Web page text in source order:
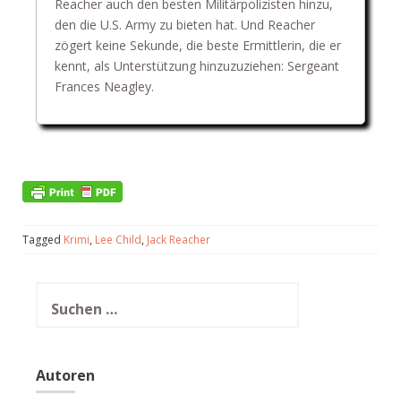
Reacher auch den besten Militärpolizisten hinzu,
den die U.S. Army zu bieten hat. Und Reacher
zögert keine Sekunde, die beste Ermittlerin, die er
kennt, als Unterstützung hinzuzuziehen: Sergeant
Frances Neagley.
Tagged Krimi, Lee Child, Jack Reacher
nach:
Autoren